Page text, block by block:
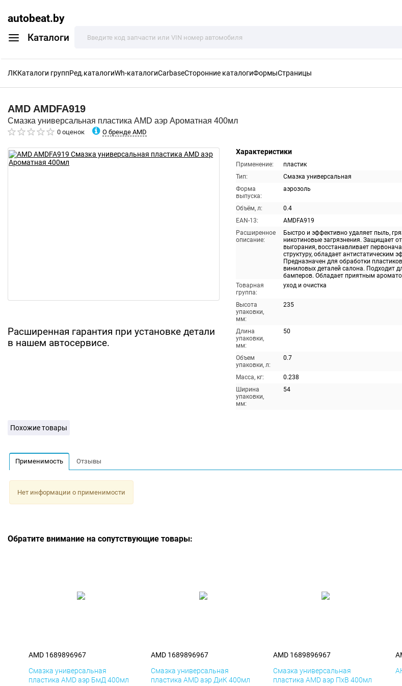
autobeat.by
Каталоги
ЛККаталоги группРед.каталогиWh-каталогиCarbaseСторонние каталогиФормыСтраницы
AMD AMDFA919
Смазка универсальная пластика AMD аэр Ароматная 400мл
0 оценок О бренде AMD
Расширенная гарантия при установке детали
в нашем автосервисе.
Характеристики
Применение:
пластик
Тип:
Смазка универсальная
Форма
выпуска:
аэрозоль
Объём, л:
0.4
EAN-13:
AMDFA919
Расширенное
описание:
Быстро и эффективно удаляет пыль,
никотиновые загрязнения. Защищает
выгорания, восстанавливает
структуру, обладает антистатическим
Предназначен для обработки
виниловых деталей салона. Подходит
бамперов. Обладает приятным
Товарная
группа:
уход и очистка
Высота
упаковки,
мм:
235
Длина
упаковки,
мм:
50
Объем
упаковки, л:
0.7
Масса, кг:
0.238
Ширина
упаковки,
мм:
54
Похожие товары
Применимость Отзывы
Нет информации о применимости
Обратите внимание на сопутствующие товары:
AMD 1689896967
Смазка универсальная
пластика AMD аэр БмД 400мл
AMD 1689896967
Смазка универсальная
пластика AMD аэр ДиК 400мл
AMD 1689896967
Смазка универсальная
пластика AMD аэр ПхВ 400мл